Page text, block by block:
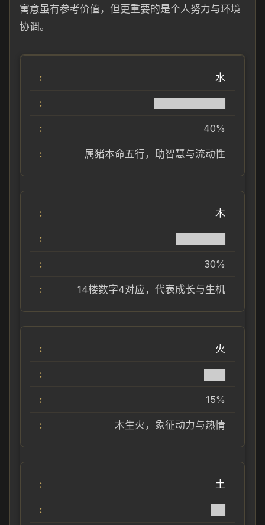
寓意虽有参考价值，但更重要的是个人努力与环境
协调。
水
40%
属猪本命五行，助智慧与流动性
木
30%
14楼数字4对应，代表成长与生机
火
15%
木生火，象征动力与热情
土